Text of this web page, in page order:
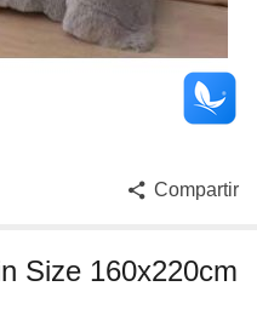
Compartir
Size 160x220cm